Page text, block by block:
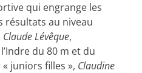
qui engrange les
résultats au niveau
Claude Lévêque,
du 80 m et du
juniors filles », Claudine